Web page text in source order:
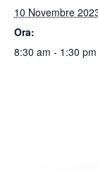
10 Novembre
Ora:
8:30 am - 1:30 pm